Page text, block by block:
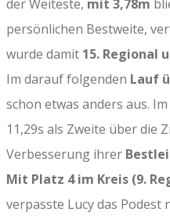
der Weiteste, mit 3,78m
persönlichen Bestweite,
wurde damit 15. Regional
Im darauf folgenden Lauf
schon etwas anders aus.
11,29s als Zweite über die
Verbesserung ihrer
Mit Platz 4 im Kreis (9.
verpasste Lucy das